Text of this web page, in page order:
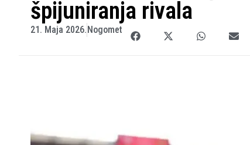
špijuniranja rivala
21. Maja 2026.Nogomet